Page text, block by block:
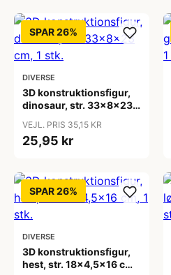
SPAR 26%
DIVERSE
3D konstruktionsfigur,
dinosaur, str. 33x8x23
VEJL. PRIS 35,15 KR
25,95 kr
SPAR 26%
DIVERSE
3D konstruktionsfigur,
hest, str. 18x4,5x16 cm,